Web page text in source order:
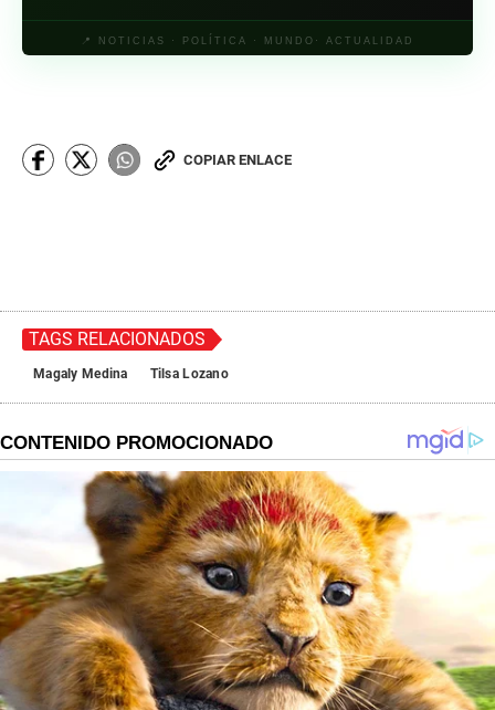
📍 NOTICIAS · POLÍTICA · MUNDO· ACTUALIDAD
COPIAR ENLACE
TAGS RELACIONADOS
Magaly Medina Tilsa Lozano